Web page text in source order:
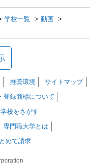
学校一覧
動画
推奨環境
サイトマップ
登録商標について
校をさがす
専門職大学とは
めて請求